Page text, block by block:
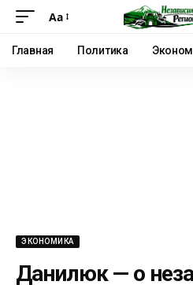
Аа
Главная Политика
ЭКОНОМИКА
Данилюк — о